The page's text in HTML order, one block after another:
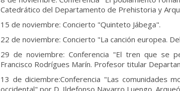
Catedrático del Departamento de Prehistoria y
15 de noviembre: Concierto "Quinteto Jábega".
22 de noviembre: Concierto "La canción europea.
29 de noviembre: Conferencia "El tren que se
Francisco Rodrígues Marín. Profesor titular
13 de diciembre:Conferencia "Las comunidades
occidental" por D. Ildefonso Navarro Luengo.